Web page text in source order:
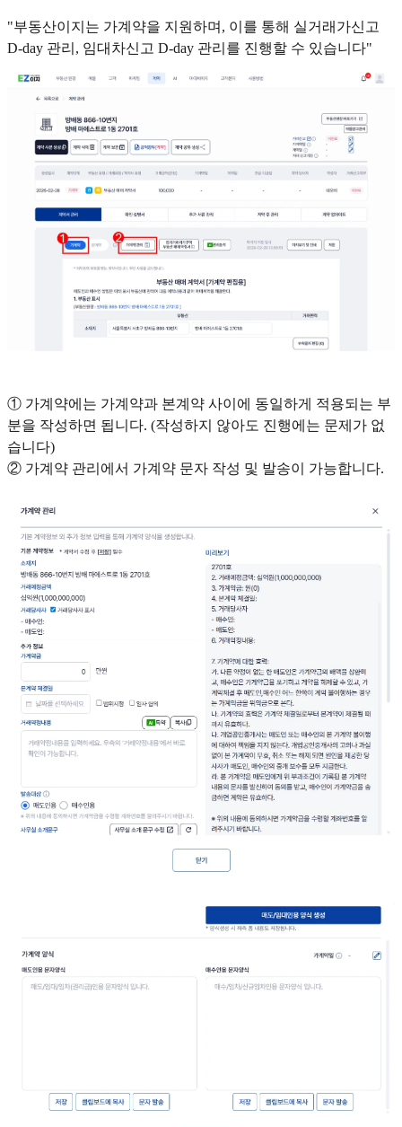
"부동산이지는 가계약을 지원하며, 이를 통해 실거래가신고
D-day 관리, 임대차신고 D-day 관리를 진행할 수 있습니다"
① 가계약에는 가계약과 본계약 사이에 동일하게 적용되는 부
분을 작성하면 됩니다. (작성하지 않아도 진행에는 문제가 없
습니다)
② 가계약 관리에서 가계약 문자 작성 및 발송이 가능합니다.